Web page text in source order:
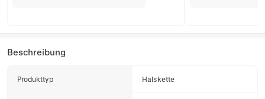
Beschreibung
Produkttyp Halskette